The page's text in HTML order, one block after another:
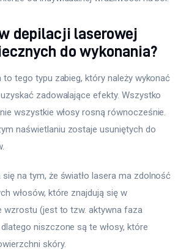
depilacji laserowej
do wykonania?
to tego typu zabieg, który należy wykonać
zadowalające efekty. Wszystko
wszystkie włosy rosną równocześnie.
naświetlaniu zostaje usuniętych do
się na tym, że światło lasera ma zdolność
włosów, które znajdują się w
wzrostu (jest to tzw. aktywna faza
niszczone są te włosy, które
skóry.